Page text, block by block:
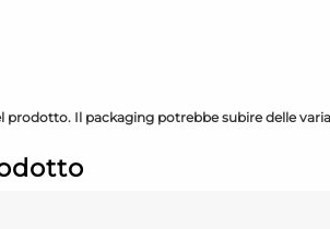
prodotto. Il packaging potrebbe subire delle